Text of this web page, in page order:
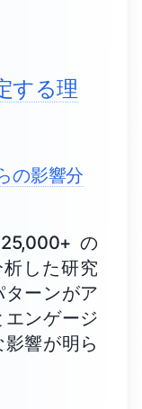
する理
の影響分
の
した研究
ーンがア
ンゲージ
響が明ら